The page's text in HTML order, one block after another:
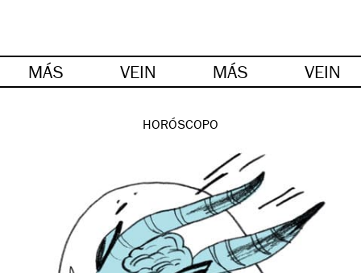
MÁS VEIN MÁS VEIN
HORÓSCOPO